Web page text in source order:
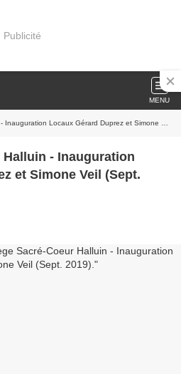
Publicité
MENU
Locaux Gérard Duprez et Simone Veil (Sept. 2019).
- Inauguration
et Simone Veil (Sept.